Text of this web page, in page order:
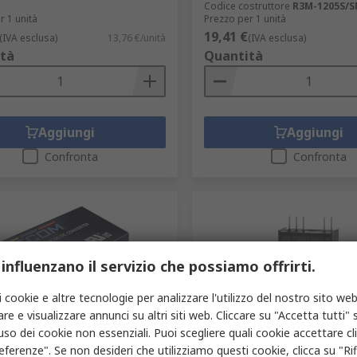
1 unità
(IVA esclusa) 13,76 €/unità
Aggiungi
Confronta
Codice costruttore R3M-1205S/
Prezzo per 1 unità
19,41 €(IVA esclusa)
Quantità
Aggiungi
Confronta
esaurito In magazzino
il servizio che possiamo offrirti.
cookie e altre tecnologie per analizzare l'utilizzo del nostro sito
e visualizzare annunci su altri siti web. Cliccare su "Accetta tutti"
dei cookie non essenziali. Puoi scegliere quali cookie accettare
Se non desideri che utilizziamo questi cookie, clicca su